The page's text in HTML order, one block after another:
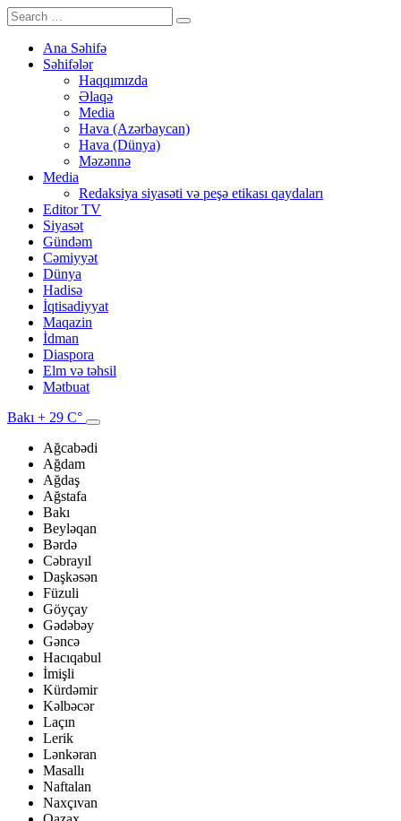
Ana Səhifə
Səhifələr
Haqqımızda
Əlaqə
Media
Hava (Azərbaycan)
Hava (Dünya)
Məzənnə
Media
Redaksiya siyasəti və peşə etikası qaydaları
Editor TV
Siyasət
Gündəm
Cəmiyyət
Dünya
Hadisə
İqtisadiyyat
Maqazin
İdman
Diaspora
Elm və təhsil
Mətbuat
Bakı + 29 C°
Ağcabədi
Ağdam
Ağdaş
Ağstafa
Bakı
Beyləqan
Bərdə
Cəbrayıl
Daşkəsən
Füzuli
Göyçay
Gədəbəy
Gəncə
Hacıqabul
İmişli
Kürdəmir
Kəlbəcər
Laçın
Lerik
Lənkəran
Masallı
Naftalan
Naxçıvan